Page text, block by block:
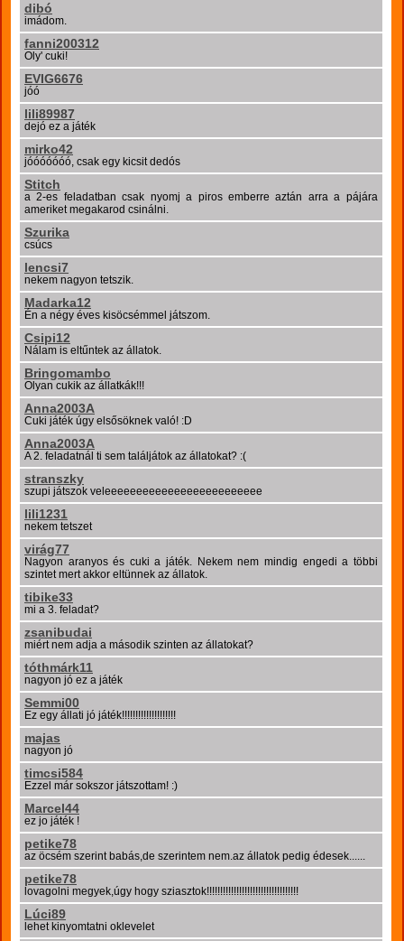
dibó
imádom.
fanni200312
Oly' cuki!
EVIG6676
jóó
lili89987
dejó ez a játék
mirko42
jóóóóóóó, csak egy kicsit dedós
Stitch
a 2-es feladatban csak nyomj a piros emberre aztán arra a pájára
ameriket megakarod csinálni.
Szurika
csúcs
lencsi7
nekem nagyon tetszik.
Madarka12
Én a négy éves kisöcsémmel játszom.
Csipi12
Nálam is eltűntek az állatok.
Bringomambo
Olyan cukik az állatkák!!!
Anna2003A
Cuki játék úgy elsősöknek való! :D
Anna2003A
A 2. feladatnál ti sem találjátok az állatokat? :(
stranszky
szupi játszok veleeeeeeeeeeeeeeeeeeeeeeeee
lili1231
nekem tetszet
virág77
Nagyon aranyos és cuki a játék. Nekem nem mindig engedi a többi
szintet mert akkor eltünnek az állatok.
tibike33
mi a 3. feladat?
zsanibudai
miért nem adja a második szinten az állatokat?
tóthmárk11
nagyon jó ez a játék
Semmi00
Ez egy állati jó játék!!!!!!!!!!!!!!!!!!!!
majas
nagyon jó
timcsi584
Ezzel már sokszor játszottam! :)
Marcel44
ez jo játék !
petike78
az öcsém szerint babás,de szerintem nem.az állatok pedig édesek......
petike78
lovagolni megyek,úgy hogy sziasztok!!!!!!!!!!!!!!!!!!!!!!!!!!!!!!!!!!
Lúci89
lehet kinyomtatni oklevelet